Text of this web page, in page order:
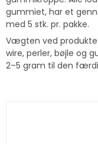
gummiet, har et
med 5 stk. pr. pakke.
Vægten ved
wire, perler, bøjle og
2–5 gram til den